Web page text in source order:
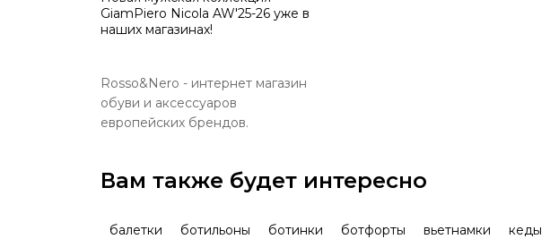
GiamPiero Nicola AW'25-26 уже в
наших магазинах!
Rosso&Nero - интернет магазин
обуви и аксессуаров
европейских брендов.
Вам также будет интересно
балетки ботильоны ботинки ботфорты вьетнамки кеды